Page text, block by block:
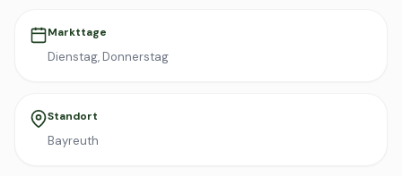
Markttage
Dienstag, Donnerstag
Standort
Bayreuth